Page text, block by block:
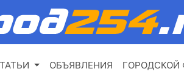
ОБЪЯВЛЕНИЯ ГОРОДСКОЙ